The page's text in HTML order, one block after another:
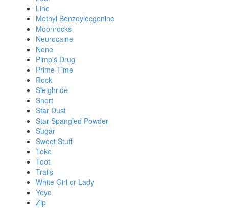
Line
Methyl Benzoylecgonine
Moonrocks
Neurocaine
None
Pimp's Drug
Prime Time
Rock
Sleighride
Snort
Star Dust
Star-Spangled Powder
Sugar
Sweet Stuff
Toke
Toot
Trails
White Girl or Lady
Yeyo
Zip